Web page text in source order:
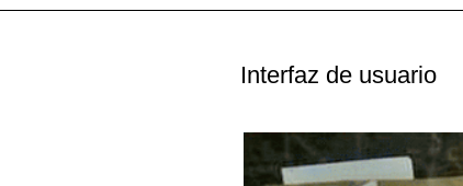
Interfaz de usuario